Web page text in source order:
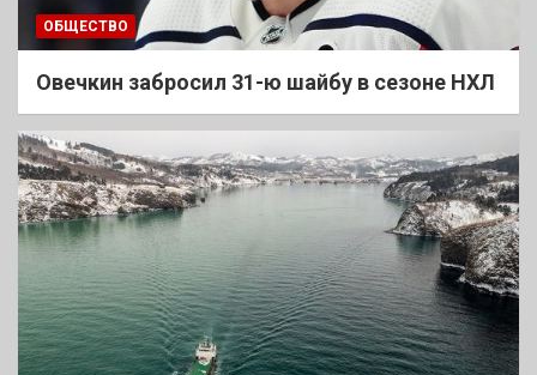
ОБЩЕСТВО
Овечкин забросил 31-ю шайбу в сезоне НХЛ